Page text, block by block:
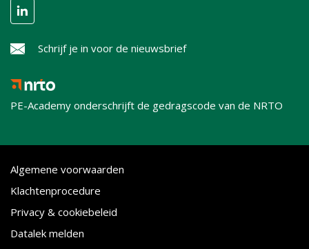
Schrijf je in voor de nieuwsbrief
PE-Academy onderschrijft de gedragscode van de NRTO
Algemene voorwaarden
Klachtenprocedure
Privacy & cookiebeleid
Datalek melden